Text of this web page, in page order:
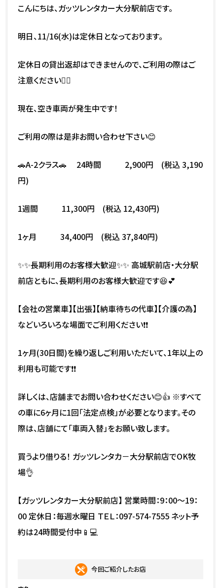
こんにちは、ガッツレンタカー大分駅前店です。
明日、11/16(水)は定休日となっております。
定休日の貸出返却はできませんので、ご利用の際はご
注意ください🙇‍♀️
現在、空き車両が発生中です！
ご利用の際は是非お問い合わせ下さい😊
🚗A-2クラス🚗 24時間 2,900円 (税込 3,190
円)
1週間 11,300円 (税込 12,430円)
1ヶ月 34,400円 (税込 37,840円)
✨✨長期利用のお客様大歓迎✨✨ 高城駅前店・大分駅
前店ともに、長期利用のお客様大歓迎です😆💕
【会社の営業車】【出張】【納車待ちの代車】【介護の為】
などいろいろな場面でご利用ください❗❗
1ヶ月(30日間)を繰り返しご利用いただいて、1年以上の
利用も可能です❗❗
詳しくは、店舗までお問い合わせください😊👍 ※すべて
の車に6ヶ月に1回「法定点検」が必要となります。その
際は、店舗にて「車両入替」をお願い致します。
買うより借りる！ ガッツレンタカ－大分駅前店でOK牧
場👌
【ガッツレンタカー大分駅前店】 営業時間：9：00～19：
00 定休日：毎週水曜日 ＴＥＬ：097-574-7555 ネット予
約は24時間受付中📱💻
今回ご紹介したお店